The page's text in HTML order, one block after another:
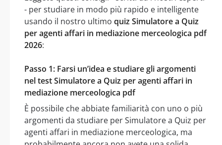
- per studiare in modo più rapido e intelligente
usando il nostro ultimo quiz Simulatore a Quiz
per agenti affari in mediazione merceologica pdf
2026:
Passo 1: Farsi un’idea e studiare gli argomenti
nel test Simulatore a Quiz per agenti affari in
mediazione merceologica pdf
È possibile che abbiate familiarità con uno o più
argomenti da studiare per Simulatore a Quiz per
agenti affari in mediazione merceologica, ma